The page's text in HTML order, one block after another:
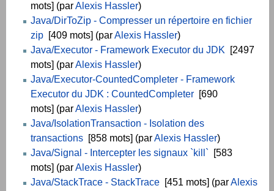
mots] (parAlexis Hassler)
Java/DirToZip - Compresser un répertoire en fichier
zip [409 mots] (parAlexis Hassler)
Java/Executor - Framework Executor du JDK [2497
mots] (parAlexis Hassler)
Java/Executor-CountedCompleter - Framework
Executor du JDK : CountedCompleter [690
mots] (parAlexis Hassler)
Java/IsolationTransaction - Isolation des
transactions [858 mots] (parAlexis Hassler)
Java/Signal - Intercepter les signaux `kill` [583
mots] (parAlexis Hassler)
Java/StackTrace - StackTrace [451 mots] (parAlexis